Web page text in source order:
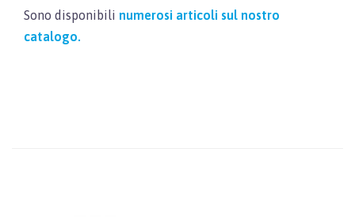
Sono disponibili numerosi articoli sul nostro
catalogo.